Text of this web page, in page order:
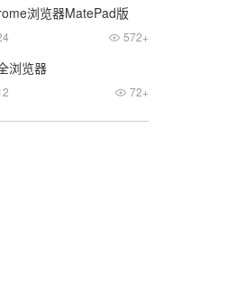
浏览器MatePad版
572+
浏览器
72+